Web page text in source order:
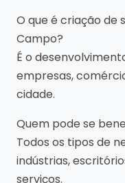
O que é criação de
Campo?
É o
empresas,
cidade.
Quem pode se
Todos os tipos de
indústrias,
serviços.